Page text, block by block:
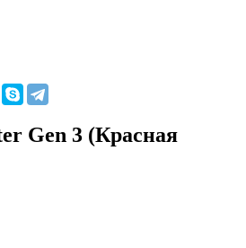
Gen 3 (Красная